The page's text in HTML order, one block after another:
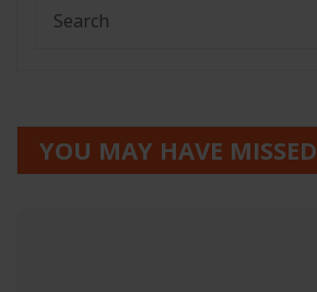
YOU MAY HAVE MISSED